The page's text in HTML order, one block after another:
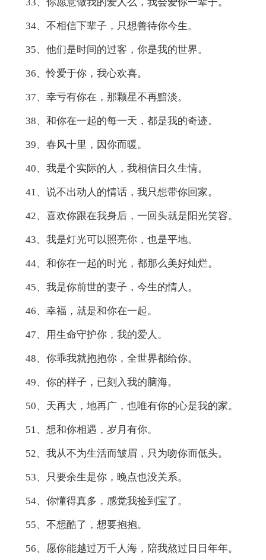
34、不相信下辈子，只想善待你今生。
35、他们是时间的过客，你是我的世界。
36、怜爱于你，我心欢喜。
37、幸亏有你在，那颗星不再黯淡。
38、和你在一起的每一天，都是我的奇迹。
39、春风十里，因你而暖。
40、我是个实际的人，我相信日久生情。
41、说不出动人的情话，我只想带你回家。
42、喜欢你跟在我身后，一回头就是阳光笑容。
43、我是灯光可以照亮你，也是平地。
44、和你在一起的时光，都那么美好灿烂。
45、我是你前世的妻子，今生的情人。
46、幸福，就是和你在一起。
47、用生命守护你，我的爱人。
48、你乖我就抱抱你，全世界都给你。
49、你的样子，已刻入我的脑海。
50、天再大，地再广，也唯有你的心是我的家。
51、想和你相遇，岁月有你。
52、我从不为生活而皱眉，只为吻你而低头。
53、只要余生是你，晚点也没关系。
54、你懂得真多，感觉我捡到宝了。
55、不想酷了，想要抱抱。
56、愿你能越过万千人海，陪我熬过日日年年。